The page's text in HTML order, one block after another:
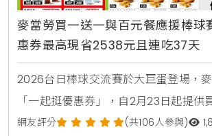
麥當勞買一送一與百元餐應援棒球
惠券最高現省2538元且連吃37天
2026台日棒球交流賽於大巨蛋登場，
「一起挺優惠券」，自2月23日起提供
套餐等優惠，連續37天最高可省2538元
網友評分 (共106人參與)